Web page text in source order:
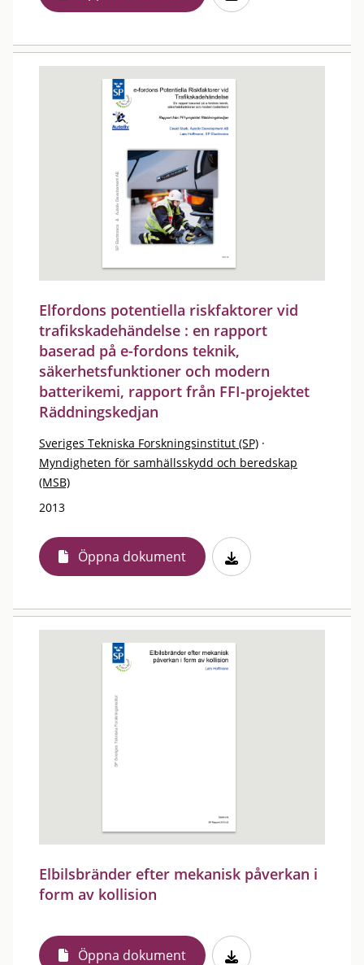
Elfordons potentiella riskfaktorer vid
trafikskadehändelse : en rapport
baserad på e-fordons teknik,
säkerhetsfunktioner och modern
batterikemi, rapport från FFI-projektet
Räddningskedjan
Sveriges Tekniska Forskningsinstitut (SP) ·
Myndigheten för samhällsskydd och beredskap
(MSB)
2013
Öppna dokument
Elbilsbränder efter mekanisk påverkan i
form av kollision
Öppna dokument